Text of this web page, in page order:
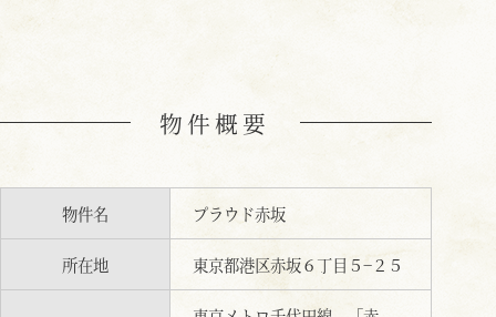
物件概要
物件名 プラウド赤坂
所在地 東京都港区赤坂６丁目５−２５